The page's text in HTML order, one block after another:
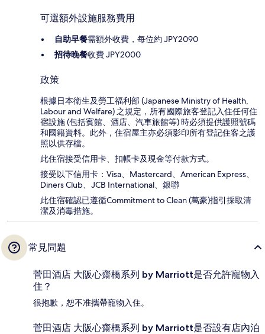
可選額外設施服務費用
自助早餐需額外收費，每位約 JPY2090
招待晚餐收費 JPY2000
政策
根據日本衛生及勞工福利部 (Japanese Ministry of Health,
Labour and Welfare) 之規定，所有國際旅客登記入住任何住
宿設施 (包括賓館、酒店、汽車旅館等) 時必須提供護照號碼
和國籍資料。此外，住宿屋主亦必須影印所有登記住客之護
照以供存檔。
此住宿接受信用卡、扣帳卡及現金等付款方式。
接受以下信用卡：Visa、Mastercard、American Express、
Diners Club、JCB International、銀聯
此住宿確認已遵循Commitment to Clean (萬豪)指引採取清
潔及消毒措施。
常見問題
菅田酒店 大阪心齋橋系列 by Marriott是否允許寵物入
住？
很抱歉，恕不准攜帶寵物入住。
菅田酒店 大阪心齋橋系列 by Marriott是否設有店內泊